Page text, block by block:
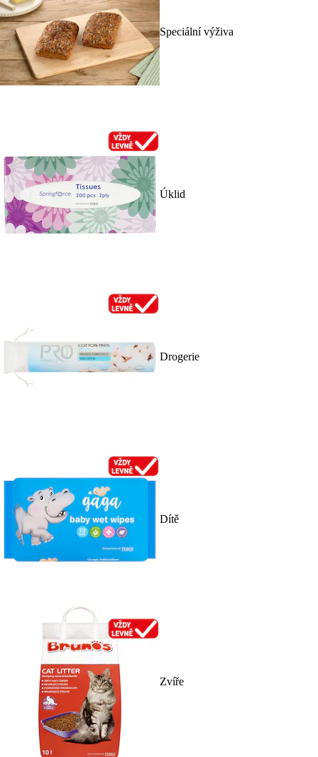
Speciální výživa
Úklid
Drogerie
Dítě
Zvíře